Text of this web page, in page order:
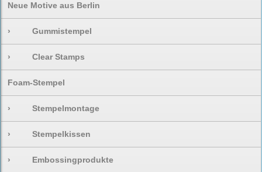
Neue Motive aus Berlin
› Gummistempel
› Clear Stamps
Foam-Stempel
› Stempelmontage
› Stempelkissen
› Embossingprodukte